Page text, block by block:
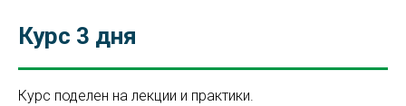
Курс 3 дня
Курс поделен на лекции и практики.